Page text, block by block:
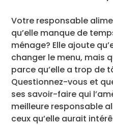
Votre responsable
qu’elle manque de
ménage? Elle ajoute
changer le menu, mais
parce qu’elle a trop de
Questionnez-vous et
ses savoir-faire qui
meilleure responsable
ceux qu’elle aurait